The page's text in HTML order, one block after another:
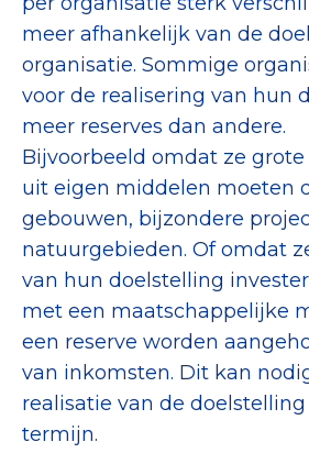
Check keurmerk goede
Collecterooster/
Nieuws
Over het CBF
Veelgestelde vragen
Register Erkende
meer afhankelijk van de
organisatie. Sommige
voor de realisering van hun
meer reserves dan andere.
Bijvoorbeeld omdat ze
uit eigen middelen moeten
gebouwen, bijzondere
natuurgebieden. Of omdat
van hun doelstelling
met een maatschappelijke
een reserve worden
van inkomsten. Dit kan
realisatie van de
termijn.